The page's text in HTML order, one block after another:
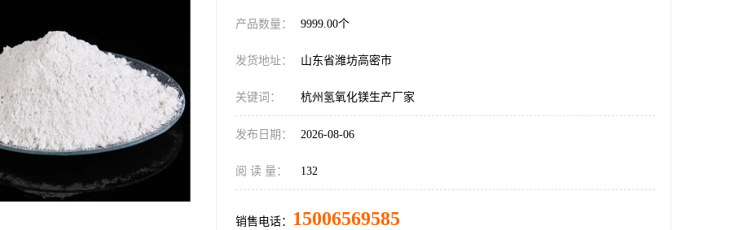
产品数量： 9999.00个
发货地址： 山东省潍坊高密市
关键词： 杭州氢氧化镁生产厂家
发布日期： 2026-08-06
阅 读 量： 132
销售电话： 15006569585